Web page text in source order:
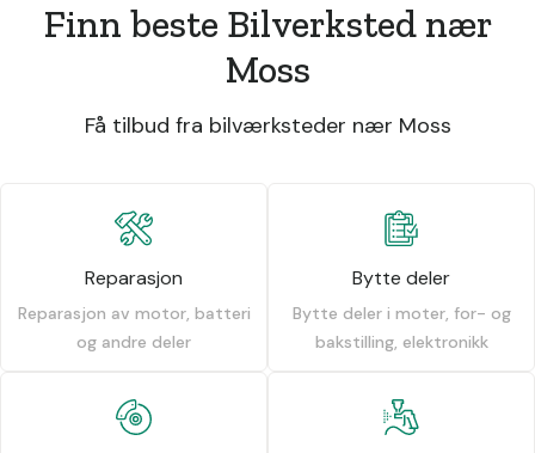
Finn beste Bilverksted nær
Moss
Få tilbud fra bilværksteder nær Moss
Reparasjon
Reparasjon av motor, batteri
og andre deler
Bytte deler
Bytte deler i moter, for- og
bakstilling, elektronikk